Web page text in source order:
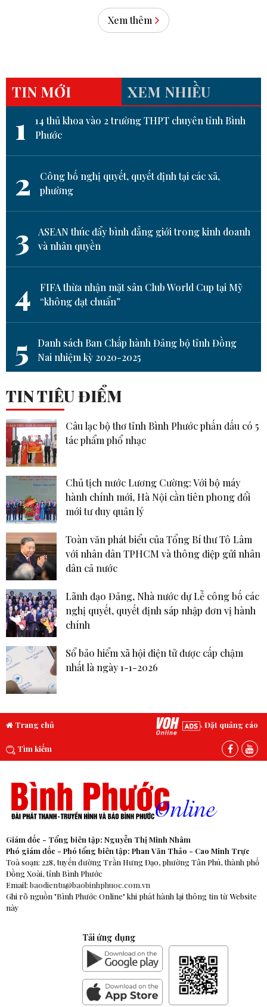
Xem thêm
TIN MỚI XEM NHIỀU
1
14 thủ khoa vào 2 trường THPT chuyên tỉnh Bình
Phước
2
Công bố nghị quyết, quyết định tại các xã,
phường
3
ASEAN thúc đẩy bình đẳng giới trong kinh doanh
và nhân quyền
4
FIFA thừa nhận mặt sân Club World Cup tại Mỹ
“không đạt chuẩn”
5
Danh sách Ban Chấp hành Đảng bộ tỉnh Đồng
Nai nhiệm kỳ 2020-2025
TIN TIÊU ĐIỂM
Câu lạc bộ thơ tỉnh Bình Phước phấn đấu có 5
tác phẩm phổ nhạc
Chủ tịch nước Lương Cường: Với bộ máy
hành chính mới, Hà Nội cần tiên phong đổi
mới tư duy quản lý
Toàn văn phát biểu của Tổng Bí thư Tô Lâm
với nhân dân TPHCM và thông điệp gửi nhân
dân cả nước
Lãnh đạo Đảng, Nhà nước dự Lễ công bố các
nghị quyết, quyết định sáp nhập đơn vị hành
chính
Sổ bảo hiểm xã hội điện tử được cấp chậm
nhất là ngày 1-1-2026
Trang chủ Đặt quảng cáo
Tìm kiếm
Giám đốc - Tổng biên tập: Nguyễn Thị Minh Nhâm
Phó giám đốc - Phó tổng biên tập: Phan Văn Thảo - Cao Minh Trực
Toà soạn: 228, tuyến đường Trần Hưng Đạo, phường Tân Phú, thành phố
Đồng Xoài, tỉnh Bình Phước
Email: baodientu@baobinhphuoc.com.vn
Ghi rõ nguồn "Bình Phước Online" khi phát hành lại thông tin từ Website
này
Tải ứng dụng